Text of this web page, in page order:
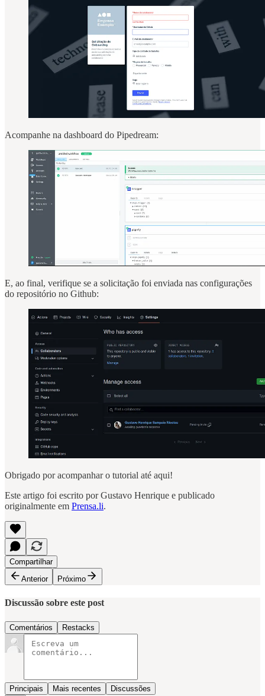
Acompanhe na dashboard do Pipedream:
E, ao final, verifique se a solicitação foi enviada nas configurações
do repositório no Github:
Obrigado por acompanhar o tutorial até aqui!
Este artigo foi escrito por Gustavo Henrique e publicado
originalmente em Prensa.li.
Compartilhar
Anterior
Próximo
Discussão sobre este post
Comentários Restacks
Principais Mais recentes Discussões